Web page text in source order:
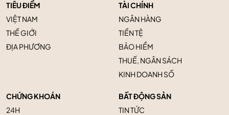
TIÊU ĐIỂM
VIỆT NAM
THẾ GIỚI
ĐỊA PHƯƠNG
TÀI CHÍNH
NGÂN HÀNG
TIỀN TỆ
BẢO HIỂM
THUẾ, NGÂN SÁCH
KINH DOANH SỐ
CHỨNG KHOÁN
24H
BẤT ĐỘNG SẢN
TIN TỨC